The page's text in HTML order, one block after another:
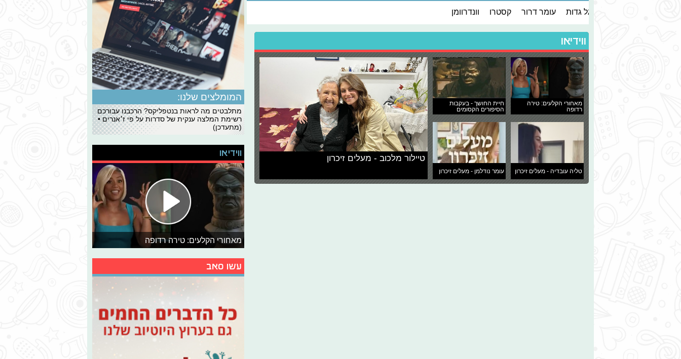
גל גדות עומר דרור קסטרו וונדרוומן
ווידיאו
מאחורי הקלעים: טירה
רדופה
חיית החושך - בעקבות
הסיפורים הקסומים
טליה עובדיה - מעלים זיכרון עומר נודלמן - מעלים זיכרון
טיילור מלכוב - מעלים זיכרון
המומלצים שלנו:
מתלבטים מה לראות בנטפליקס? הרכבנו עבורכם
רשימת המלצה ענקית של סדרות על פי ז׳אנרים •
(מתעדכן)
ווידיאו
מאחורי הקלעים: טירה רדופה
עשו סאב